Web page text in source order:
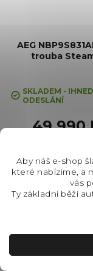
Aby náš e-shop
které nabízíme, a
vás
Ty základní běží
AEG
trouba
SKLADEM -
ODESLÁNÍ
49 990
Do
#type1-APP#! 100
Energetická třída:
Parní, Vnitřní objem:
příkon: 3500 W, Gril
(VxŠxH):